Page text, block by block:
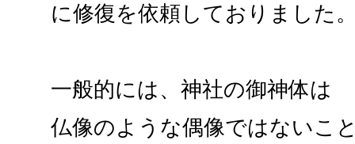
に修復を依頼しておりました
一般的には、神社の御神体は
仏像のような偶像ではないこ